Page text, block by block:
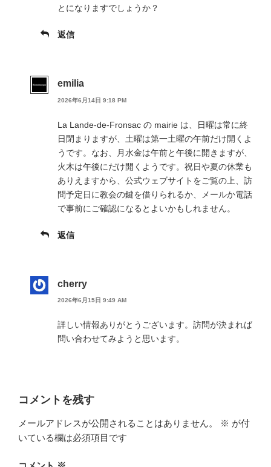
とになりますでしょうか？
返信
emilia
2026年6月14日 9:18 PM
La Lande-de-Fronsac の mairie は、日曜は常に終
日閉まりますが、土曜は第一土曜の午前だけ開くよ
うです。なお、月水金は午前と午後に開きますが、
火木は午後にだけ開くようです。祝日や夏の休業も
ありえますから、公式ウェブサイトをご覧の上、訪
問予定日に教会の鍵を借りられるか、メールか電話
で事前にご確認になるとよいかもしれません。
返信
cherry
2026年6月15日 9:49 AM
詳しい情報ありがとうございます。訪問が決まれば
問い合わせてみようと思います。
コメントを残す
メールアドレスが公開されることはありません。 ※ が付
いている欄は必須項目です